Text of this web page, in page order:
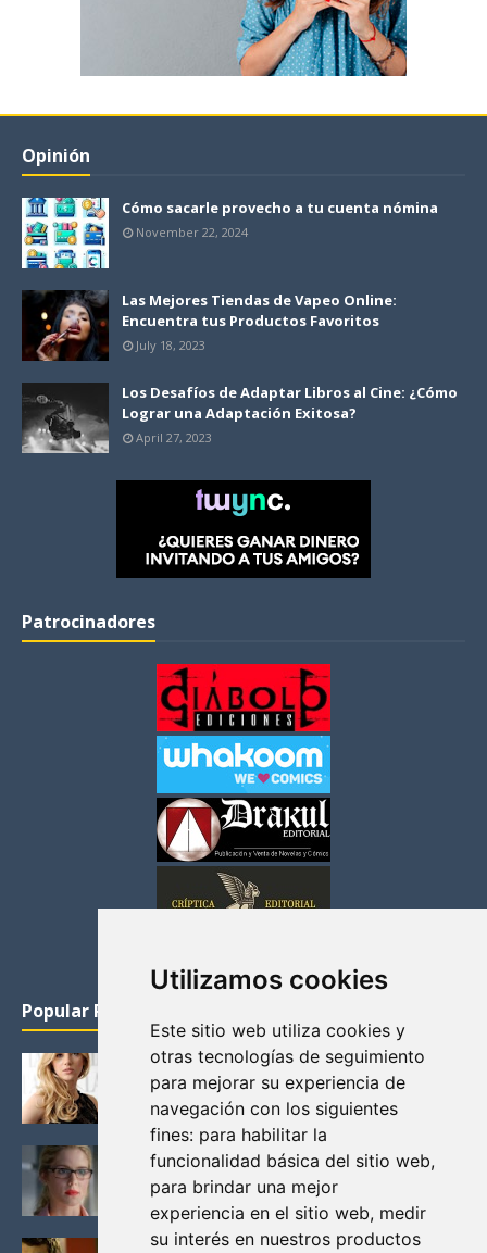
Utilizamos cookies
Este sitio web utiliza cookies y
otras tecnologías de seguimiento
para mejorar su experiencia de
navegación con los siguientes
fines: para habilitar la
funcionalidad básica del sitio web,
para brindar una mejor
experiencia en el sitio web, medir
su interés en nuestros productos
Opinión
Cómo sacarle provecho a tu cuenta nómina
November 22, 2024
Las Mejores Tiendas de Vapeo Online:
Encuentra tus Productos Favoritos
July 18, 2023
Los Desafíos de Adaptar Libros al Cine: ¿Cómo
Lograr una Adaptación Exitosa?
April 27, 2023
Patrocinadores
Popular Posts
KATHERYN WINNICK: LA ACTRIZ MAS GUAPA DE
VIKINGOS
Junio 14, 2013
FELICITY (EMILY BETT RICKARDS), LAS FOTOS
MAS BONITAS DE LA ALIADA DE ARROW
Noviembre 30, 2013
BLACK MIRROR: TODA TU HISTORIA. EPISODIO 3.